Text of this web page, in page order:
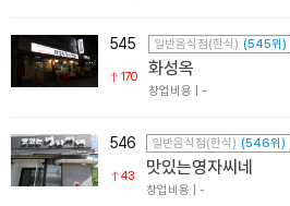
545
170
일반음식점(한식) (545위)
화성옥
창업비용 | -
546
43
일반음식점(한식) (546위)
맛있는영자씨네
창업비용 | -